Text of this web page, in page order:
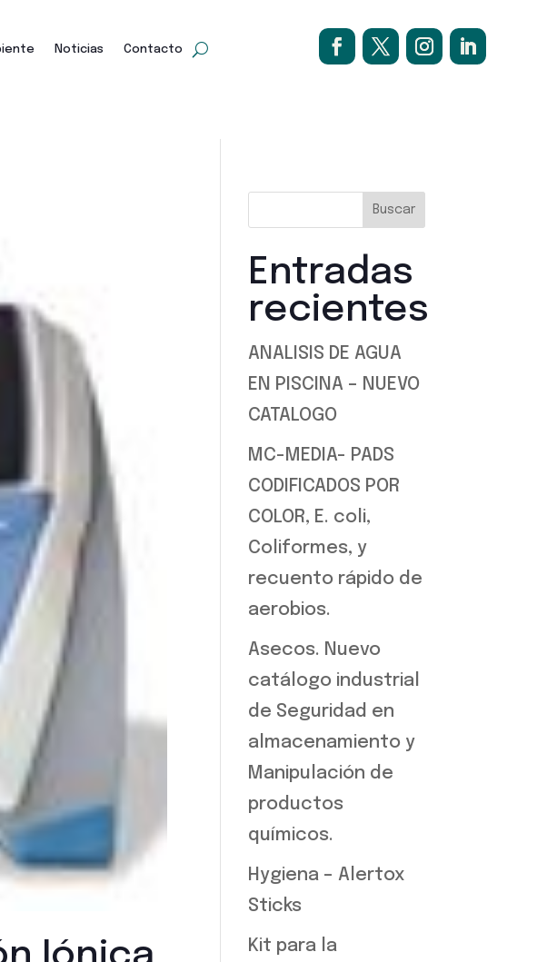
Noticias Contacto
Buscar
Entradas
recientes
ANALISIS DE AGUA
EN PISCINA – NUEVO
CATALOGO
MC-MEDIA- PADS
CODIFICADOS POR
COLOR, E. coli,
Coliformes, y
recuento rápido de
aerobios.
Asecos. Nuevo
catálogo industrial
de Seguridad en
almacenamiento y
Manipulación de
productos
químicos.
Hygiena – Alertox
Sticks
Kit para la